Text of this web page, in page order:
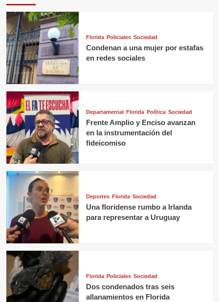
Florida Policiales Sociedad
Condenan a una mujer por estafas
en redes sociales
Departamental Florida Política Sociedad
Frente Amplio y Enciso avanzan
en la instrumentación del
fideicomiso
Deportes Florida Sociedad
Una floridense rumbo a Irlanda
para representar a Uruguay
Florida Policiales Sociedad
Dos condenados tras seis
allanamientos en Florida